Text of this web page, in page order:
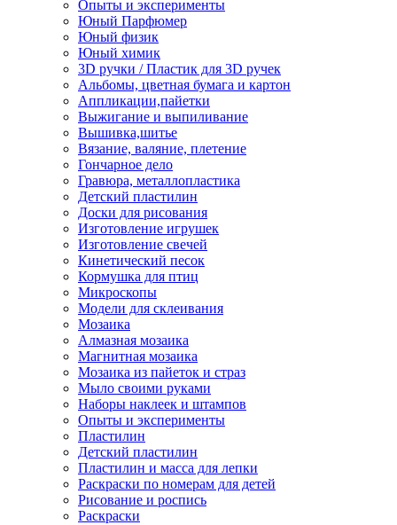
Опыты и эксперименты
Юный Парфюмер
Юный физик
Юный химик
3D ручки / Пластик для 3D ручек
Альбомы, цветная бумага и картон
Аппликации,пайетки
Выжигание и выпиливание
Вышивка,шитье
Вязание, валяние, плетение
Гончарное дело
Гравюра, металлопластика
Детский пластилин
Доски для рисования
Изготовление игрушек
Изготовление свечей
Кинетический песок
Кормушка для птиц
Микроскопы
Модели для склеивания
Мозаика
Алмазная мозаика
Магнитная мозаика
Мозаика из пайеток и страз
Мыло своими руками
Наборы наклеек и штампов
Опыты и эксперименты
Пластилин
Детский пластилин
Пластилин и масса для лепки
Раскраски по номерам для детей
Рисование и роспись
Раскраски